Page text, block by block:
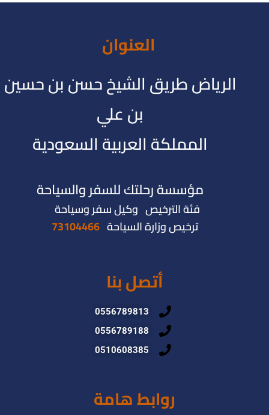
العنوان
الرياض طريق الشيخ حسن بن حسين
بن علي
المملكة العربية السعودية
مؤسسة رحلتك للسفر والسياحة
فئة الترخيص وكيل سفر وسياحة
ترخيص وزارة السياحة 73104466
أتصل بنا
0556789813
0556789188
0510608385
روابط هامة